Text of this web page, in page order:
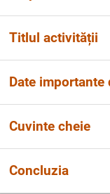
La început este
Maria.
Titlul activității
Pentru a
„Concursul de
concurs de
Date
Este foarte
școală),
Cuvinte cheie
Pentru a ordona
târziu”, „la final”.
Concluzia